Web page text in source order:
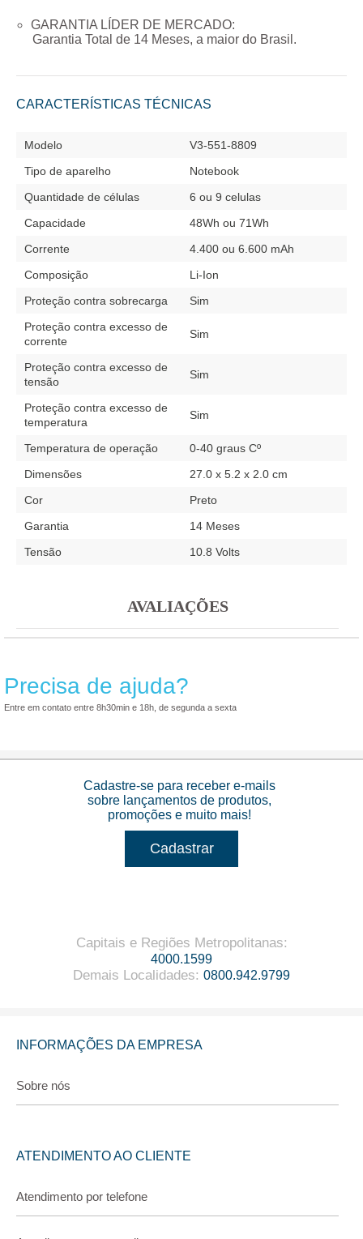
GARANTIA LÍDER DE MERCADO:
Garantia Total de 14 Meses, a maior do Brasil.
CARACTERÍSTICAS TÉCNICAS
Modelo
V3-551-8809
Tipo de aparelho
Notebook
Quantidade de células
6 ou 9 celulas
Capacidade
48Wh ou 71Wh
Corrente
4.400 ou 6.600 mAh
Composição
Li-Ion
Proteção contra sobrecarga
Sim
Proteção contra excesso de
corrente
Sim
Proteção contra excesso de
tensão
Sim
Proteção contra excesso de
temperatura
Sim
Temperatura de operação
0-40 graus Cº
Dimensões
27.0 x 5.2 x 2.0 cm
Cor
Preto
Garantia
14 Meses
Tensão
10.8 Volts
AVALIAÇÕES
Precisa de ajuda?
Entre em contato entre 8h30min e 18h, de segunda a sexta
Cadastre-se para receber e-mails
sobre lançamentos de produtos,
promoções e muito mais!
Cadastrar
Capitais e Regiões Metropolitanas:
4000.1599
Demais Localidades: 0800.942.9799
INFORMAÇÕES DA EMPRESA
Sobre nós
ATENDIMENTO AO CLIENTE
Atendimento por telefone